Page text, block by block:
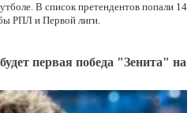
В список претендентов попали 14
РПЛ и Первой лиги.
первая победа "Зенита" на